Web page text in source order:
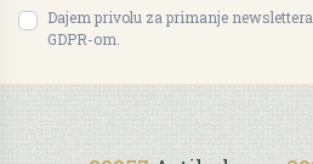
Dajem privolu za primanje
GDPR-om.